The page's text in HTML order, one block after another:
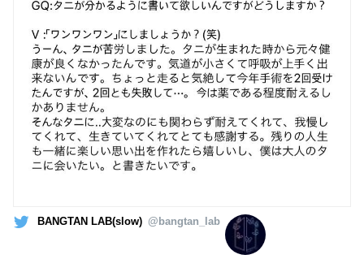
BANGTAN LAB(slow) @bangtan_lab